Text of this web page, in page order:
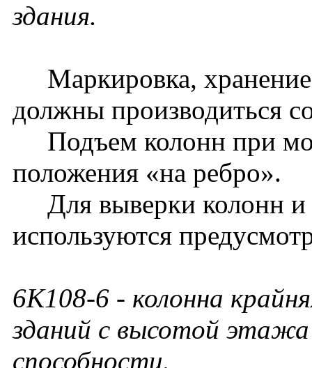
здания.
Маркировка,
должны производиться
Подъем колонн при
положения «на ребро».
Для выверки колонн
используются
6К108-6 - колонна
зданий с высотой
способности.